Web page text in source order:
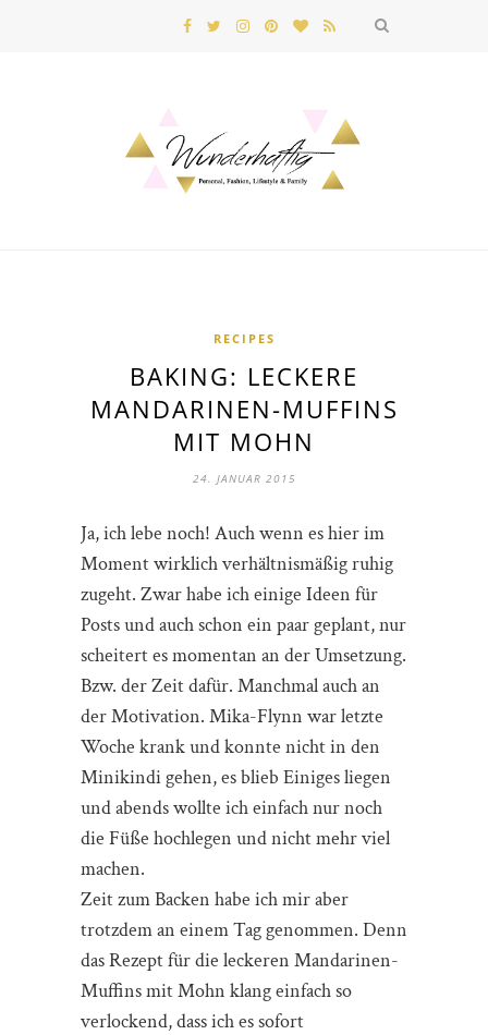
RECIPES
BAKING: LECKERE
MANDARINEN-MUFFINS
MIT MOHN
24. JANUAR 2015
Ja, ich lebe noch! Auch wenn es hier im
Moment wirklich verhältnismäßig ruhig
zugeht. Zwar habe ich einige Ideen für
Posts und auch schon ein paar geplant, nur
scheitert es momentan an der Umsetzung.
Bzw. der Zeit dafür. Manchmal auch an
der Motivation. Mika-Flynn war letzte
Woche krank und konnte nicht in den
Minikindi gehen, es blieb Einiges liegen
und abends wollte ich einfach nur noch
die Füße hochlegen und nicht mehr viel
machen.
Zeit zum Backen habe ich mir aber
trotzdem an einem Tag genommen. Denn
das Rezept für die leckeren Mandarinen-
Muffins mit Mohn klang einfach so
verlockend, dass ich es sofort